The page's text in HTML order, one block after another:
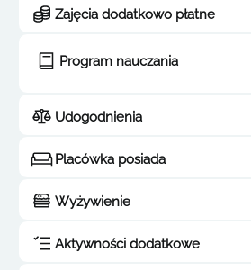
Zajęcia dodatkowo płatne
Program nauczania
Udogodnienia
Placówka posiada
Wyżywienie
Aktywności dodatkowe